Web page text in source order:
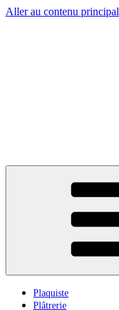
Aller au contenu principal
Plaquiste
Plâtrerie